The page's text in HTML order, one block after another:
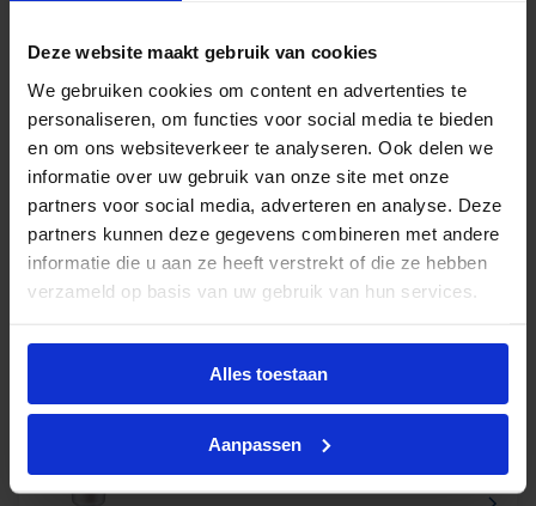
Deze website maakt gebruik van cookies
We gebruiken cookies om content en advertenties te
personaliseren, om functies voor social media te bieden
en om ons websiteverkeer te analyseren. Ook delen we
informatie over uw gebruik van onze site met onze
partners voor social media, adverteren en analyse. Deze
partners kunnen deze gegevens combineren met andere
informatie die u aan ze heeft verstrekt of die ze hebben
verzameld op basis van uw gebruik van hun services.
Alles toestaan
Aanpassen
Philips LED spot sceneswitch 1.5W-3.5W-4.8W
822-827 GU10 36D – vervangt 50W
Levertijd 4-6 werkdagen
€ 5,85 excl. btw
dimbaar – vervangt 50W